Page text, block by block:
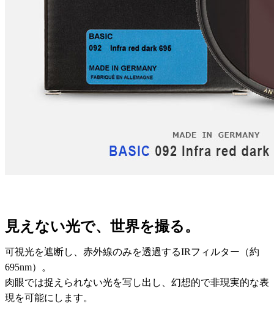
見えない光で、世界を撮る。
可視光を遮断し、赤外線のみを透過するIRフィルター（約
695nm）。
肉眼では捉えられない光を写し出し、幻想的で非現実的な表
現を可能にします。